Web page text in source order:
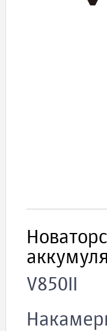
V850II